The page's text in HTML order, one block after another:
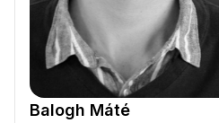
Balogh Máté